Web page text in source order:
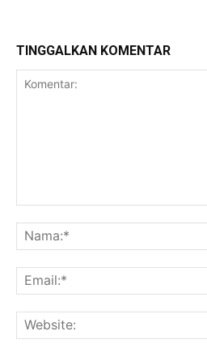
TINGGALKAN KOMENTAR